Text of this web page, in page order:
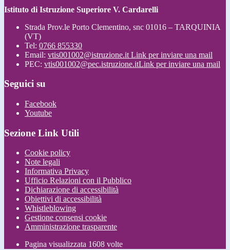
Istituto di Istruzione Superiore V. Cardarelli
Strada Prov.le Porto Clementino, snc 01016 – TARQUINIA
(VT)
Tel: 0766 855330
Email: vtis001002@istruzione.it Link per inviare una mail
PEC: vtis001002@pec.istruzione.itLink per inviare una mail
Seguici su
Facebook
Youtube
Sezione Link Utili
Cookie policy
Note legali
Informativa Privacy
Ufficio Relazioni con il Pubblico
Dichiarazione di accessibilità
Obiettivi di accessibilità
Whistleblowing
Gestione consensi cookie
Amministrazione trasparente
Pagina visualizzata 1608 volte